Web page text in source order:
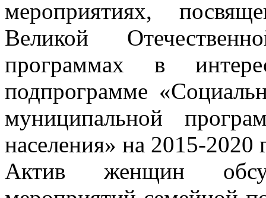
мероприятиях,
Великой
программах в
подпрограмме
муниципальной
населения» на 2015-2020
Актив женщин